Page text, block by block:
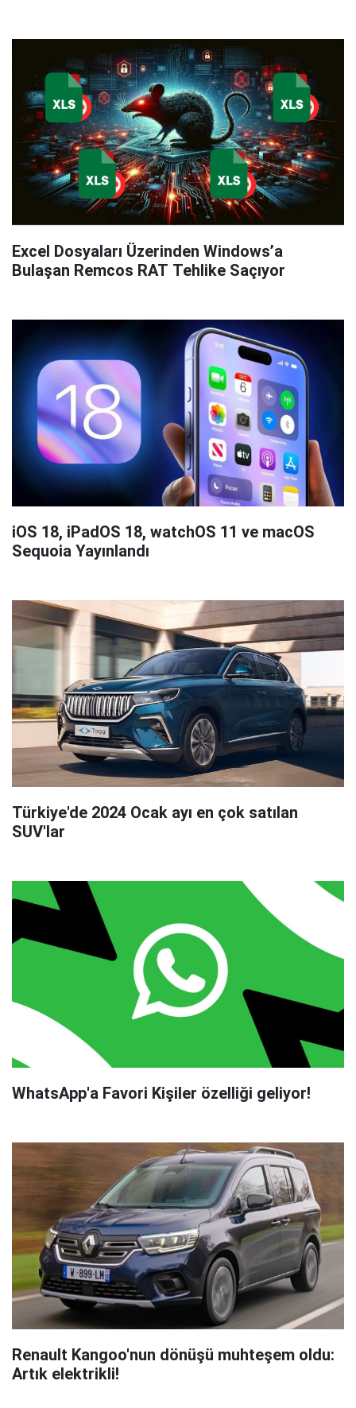
Excel Dosyaları Üzerinden Windows’a
Bulaşan Remcos RAT Tehlike Saçıyor
iOS 18, iPadOS 18, watchOS 11 ve macOS
Sequoia Yayınlandı
Türkiye'de 2024 Ocak ayı en çok satılan
SUV'lar
WhatsApp'a Favori Kişiler özelliği geliyor!
Renault Kangoo'nun dönüşü muhteşem oldu:
Artık elektrikli!